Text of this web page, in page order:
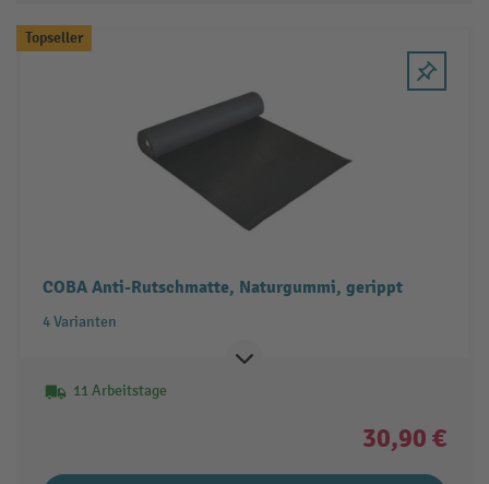
Topseller
COBA Anti-Rutschmatte, Naturgummi, gerippt
4 Varianten
11 Arbeitstage
30,90 €